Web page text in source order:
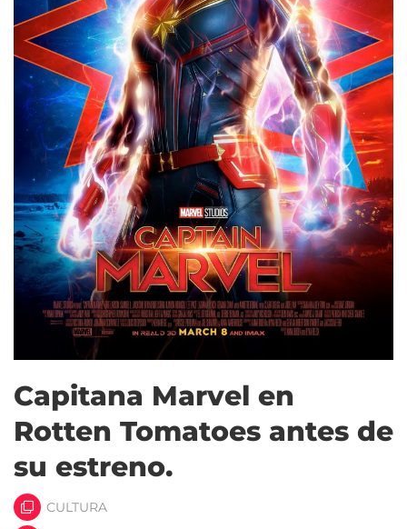
Capitana Marvel en
Rotten Tomatoes antes de
su estreno.
CULTURA